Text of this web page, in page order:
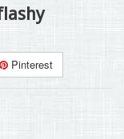
Pinterest